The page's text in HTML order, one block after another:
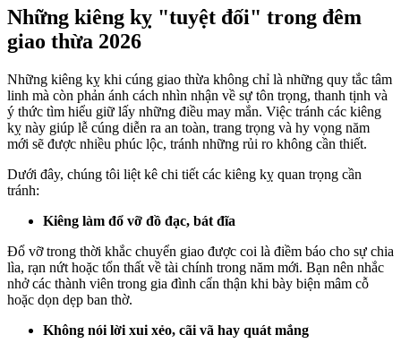
Những kiêng kỵ "tuyệt đối" trong đêm
giao thừa 2026
Những kiêng kỵ khi cúng giao thừa không chỉ là những quy tắc tâm
linh mà còn phản ánh cách nhìn nhận về sự tôn trọng, thanh tịnh và
ý thức tìm hiểu giữ lấy những điều may mắn. Việc tránh các kiêng
kỵ này giúp lễ cúng diễn ra an toàn, trang trọng và hy vọng năm
mới sẽ được nhiều phúc lộc, tránh những rủi ro không cần thiết.
Dưới đây, chúng tôi liệt kê chi tiết các kiêng kỵ quan trọng cần
tránh:
Kiêng làm đổ vỡ đồ đạc, bát đĩa
Đổ vỡ trong thời khắc chuyển giao được coi là điềm báo cho sự chia
lìa, rạn nứt hoặc tổn thất về tài chính trong năm mới. Bạn nên nhắc
nhở các thành viên trong gia đình cẩn thận khi bày biện mâm cỗ
hoặc dọn dẹp ban thờ.
Không nói lời xui xẻo, cãi vã hay quát mắng